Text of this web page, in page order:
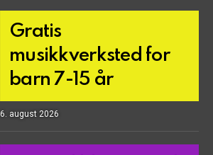
Gratis
musikkverksted for
barn 7-15 år
6. august 2026